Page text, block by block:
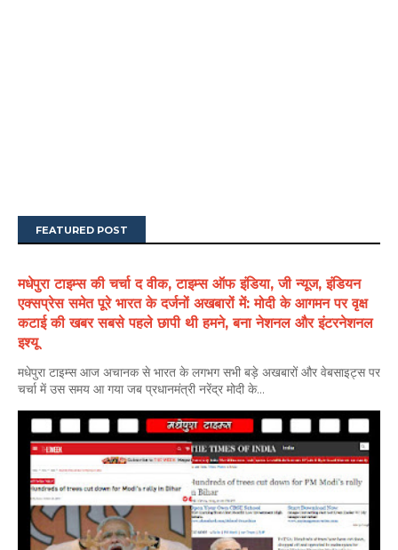
FEATURED POST
मधेपुरा टाइम्स की चर्चा द वीक, टाइम्स ऑफ इंडिया, जी न्यूज, इंडियन
एक्सप्रेस समेत पूरे भारत के दर्जनों अखबारों में: मोदी के आगमन पर वृक्ष
कटाई की खबर सबसे पहले छापी थी हमने, बना नेशनल और इंटरनेशनल
इश्यू
मधेपुरा टाइम्स आज अचानक से भारत के लगभग सभी बड़े अखबारों और वेबसाइट्स पर
चर्चा में उस समय आ गया जब प्रधानमंत्री नरेंद्र मोदी के...